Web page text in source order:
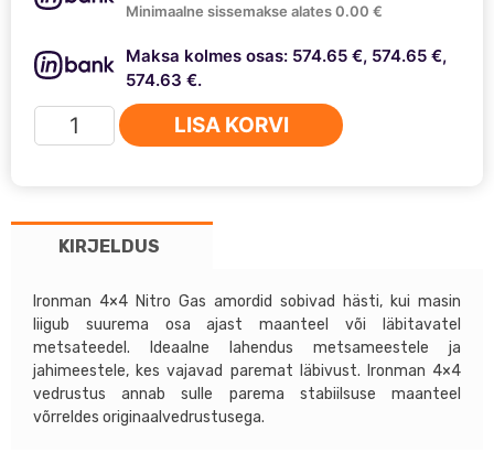
Minimaalne sissemakse alates 0.00 €
Maksa kolmes osas: 574.65 €, 574.65 €,
574.63 €.
Ford
Ranger
Ironman
4×4
+40mm
kogus
LISA KORVI
KIRJELDUS
Ironman 4×4 Nitro Gas amordid sobivad hästi, kui masin
liigub suurema osa ajast maanteel või läbitavatel
metsateedel. Ideaalne lahendus metsameestele ja
jahimeestele, kes vajavad paremat läbivust. Ironman 4×4
vedrustus annab sulle parema stabiilsuse maanteel
võrreldes originaalvedrustusega.